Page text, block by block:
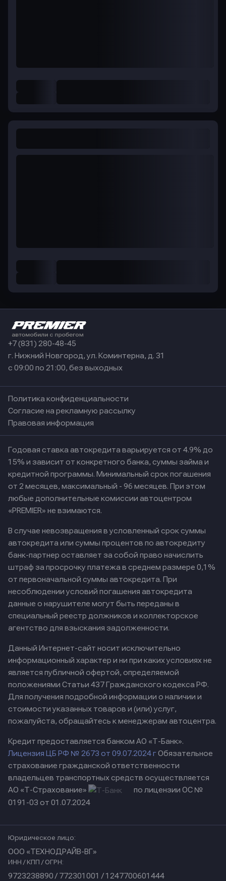
+7 (831) 280-48-45
г. Нижний Новгород, ул. Коминтерна, д. 31
с 09:00 по 21:00, без выходных
Политика конфиденциальности
Согласие на рекламную рассылку
Правовая информация
Годовая ставка автокредита варьируется от 4.9% до
15% и зависит от конкретного банка, суммы займа и
кредитной программы. Минимальный срок погашения
от 2 месяцев, максимальный - 96 месяцев. При этом
любые дополнительные комиссии автоцентром
«PREMIER» не взимаются.
В случае невозвращения в условленный срок суммы
автокредита или суммы процентов по автокредиту
банк-партнер оставляет за собой право начислить
штраф за просрочку платежа в среднем размере 0,1%
от первоначальной суммы автокредита. При
несоблюдении условий погашения автокредита
данные о нарушителе могут быть переданы в
специальный реестр должников и коллекторское
агентство для взыскания задолженности.
Данный Интернет-сайт носит исключительно
информационный характер и ни при каких условиях не
является публичной офертой, определяемой
положениями Статьи 437 Гражданского кодекса РФ.
Для получения подробной информации о наличии и
стоимости указанных товаров и (или) услуг,
пожалуйста, обращайтесь к менеджерам автоцентра.
Кредит предоставляется банком АО «Т-Банк».
Лицензия ЦБ РФ № 2673 от 09.07.2024 гОбязательное
страхование гражданской ответственности
владельцев транспортных средств осуществляется
АО «Т-Страхование»
по лицензии ОС №
0191-03 от 01.07.2024
Юридическое лицо:
ООО «ТЕХНОДРАЙВ-ВГ»
ИНН / КПП / ОГРН:
9723238890 / 772301001 / 1247700601444